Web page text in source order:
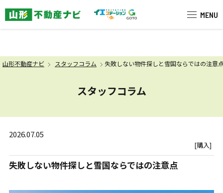
米沢市を中心に南陽市・高畠町・
MENU
山形不動産ナビ スタッフコラム 失敗しない物件探しと雪国ならではの注意
スタッフコラム
2026.07.05
[購入]
失敗しない物件探しと雪国ならではの注意点